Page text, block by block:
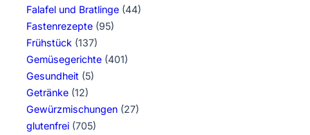
Falafel und Bratlinge (44)
Fastenrezepte (95)
Frühstück (137)
Gemüsegerichte (401)
Gesundheit (5)
Getränke (12)
Gewürzmischungen (27)
glutenfrei (705)